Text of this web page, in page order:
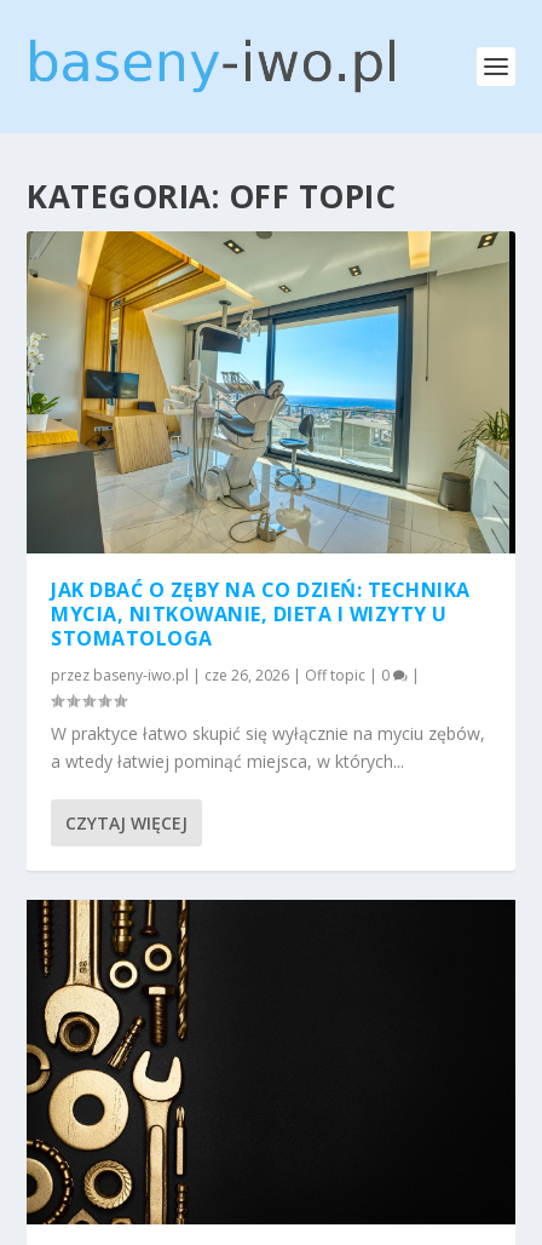
KATEGORIA: OFF TOPIC
JAK DBAĆ O ZĘBY NA CO DZIEŃ: TECHNIKA
MYCIA, NITKOWANIE, DIETA I WIZYTY U
STOMATOLOGA
przez baseny-iwo.pl | cze 26, 2026 | Off topic | 0 |
W praktyce łatwo skupić się wyłącznie na myciu zębów,
a wtedy łatwiej pominąć miejsca, w których...
CZYTAJ WIĘCEJ